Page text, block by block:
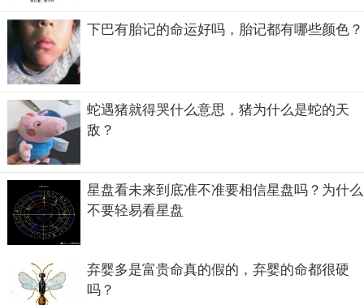
下巴有胎记的命运好吗，胎记都有哪些颜色？
蛇遇猪就得哭什么意思，猪为什么是蛇的天
敌？
星盘看未来到底准不准要相信星盘吗？为什么
不要轻易看星盘
弃婴多是富贵命真的假的，弃婴的命都很硬
吗？